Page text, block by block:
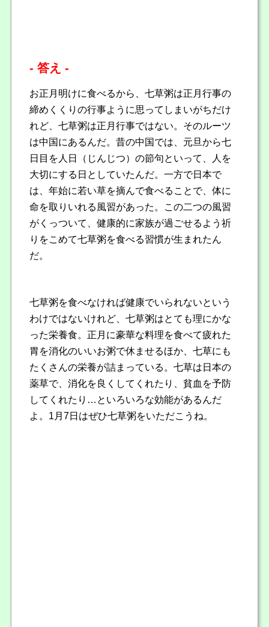
- 答え -
お正月明けに食べるから、七草粥は正月行事の
締めくくりの行事ように思ってしまいがちだけ
れど、七草粥は正月行事ではない。そのルーツ
は中国にあるんだ。昔の中国では、元旦から七
日目を人日（じんじつ）の節句といって、人を
大切にする日としていたんだ。一方で日本で
は、年始に若い草を摘んで食べることで、体に
命を取りいれる風習があった。この二つの風習
がくっついて、健康的に家族が過ごせるよう祈
りをこめて七草粥を食べる習慣が生まれたん
だ。
七草粥を食べなければ健康でいられないという
わけではないけれど、七草粥はとても理にかな
った栄養食。正月に豪華な料理を食べて疲れた
胃を消化のいいお粥で休ませるほか、七草にも
たくさんの栄養が詰まっている。七草は日本の
薬草で、消化を良くしてくれたり、貧血を予防
してくれたり…といろいろな効能があるんだ
よ。1月7日はぜひ七草粥をいただこうね。